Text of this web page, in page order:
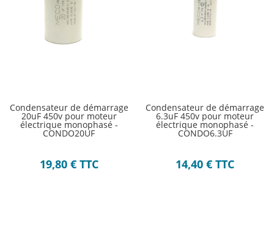
Condensateur de démarrage
20uF 450v pour moteur
électrique monophasé -
CONDO20UF
19,80 € TTC
Condensateur de démarrage
6.3uF 450v pour moteur
électrique monophasé -
CONDO6.3UF
14,40€ TTC